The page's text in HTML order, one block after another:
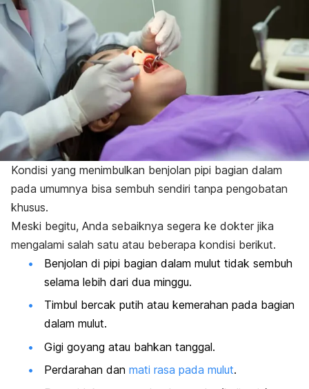
Kondisi yang menimbulkan benjolan pipi bagian dalam
pada umumnya bisa sembuh sendiri tanpa pengobatan
khusus.
Meski begitu, Anda sebaiknya segera ke dokter jika
mengalami salah satu atau beberapa kondisi berikut.
Benjolan di pipi bagian dalam mulut tidak sembuh
selama lebih dari dua minggu.
Timbul bercak putih atau kemerahan pada bagian
dalam mulut.
Gigi goyang atau bahkan tanggal.
Perdarahan dan mati rasa pada mulut.